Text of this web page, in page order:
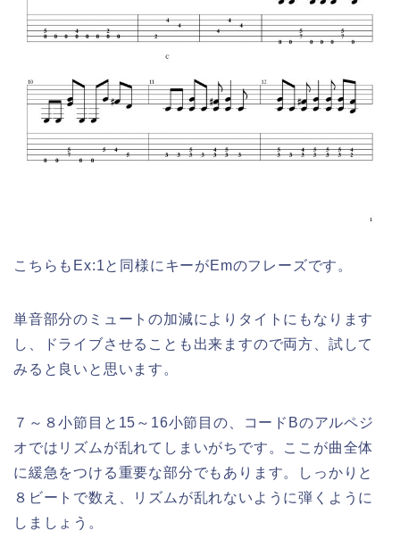
こちらもEx:1と同様にキーがEmのフレーズです。
単音部分のミュートの加減によりタイトにもなります
し、ドライブさせることも出来ますので両方、試して
みると良いと思います。
７～８小節目と15～16小節目の、コードBのアルペジ
オではリズムが乱れてしまいがちです。ここが曲全体
に緩急をつける重要な部分でもあります。しっかりと
８ビートで数え、リズムが乱れないように弾くように
しましょう。